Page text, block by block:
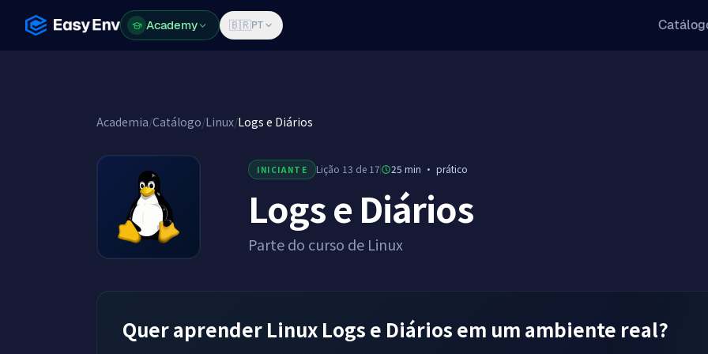
Academy
Academy 🇧🇷PT
Academia/Catálogo/Linux/Logs e Diários
INICIANTE Lição 13 de 17 25 min ·prático
Logs e Diários
Parte do curso de Linux
Quer aprender Linux Logs e Diários em um ambiente real?